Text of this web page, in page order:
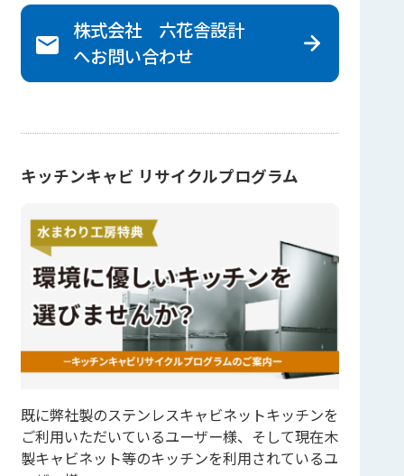
株式会社 六花舎設計
へお問い合わせ
キッチンキャビ リサイクルプログラム
既に弊社製のステンレスキャビネットキッチンを
ご利用いただいているユーザー様、そして現在木
製キャビネット等のキッチンを利用されているユ